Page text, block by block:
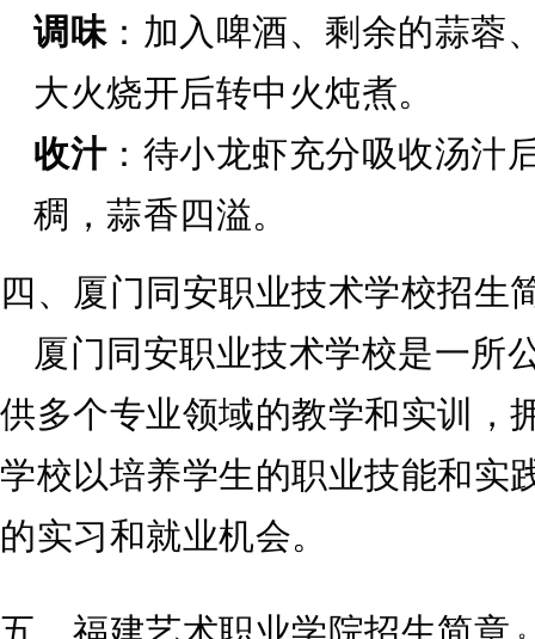
调味：加入啤酒、剩余的蒜蓉
大火烧开后转中火炖煮。
收汁：待小龙虾充分吸收汤汁
稠，蒜香四溢。
四、厦门同安职业技术学校招生
厦门同安职业技术学校是一所
供多个专业领域的教学和实训，
学校以培养学生的职业技能和实
的实习和就业机会。